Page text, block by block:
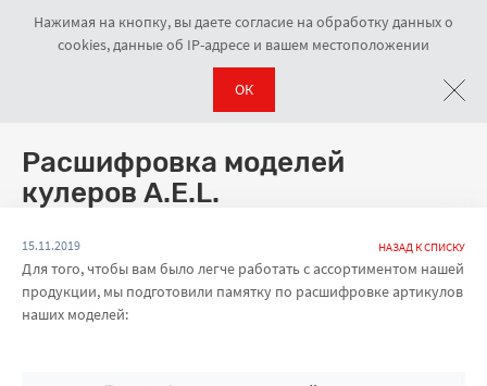
Расшифровка моделей кулеров A.E.L.
Расшифровка моделей
кулеров A.E.L.
15.11.2019 НАЗАД К СПИСКУ
Для того, чтобы вам было легче работать с ассортиментом нашей
продукции, мы подготовили памятку по расшифровке артикулов
наших моделей:
Нажимая на кнопку, вы даете согласие на обработку данных о
cookies, данные об IP-адресе и вашем местоположении
ОК